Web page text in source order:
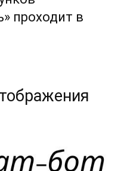
проходит в